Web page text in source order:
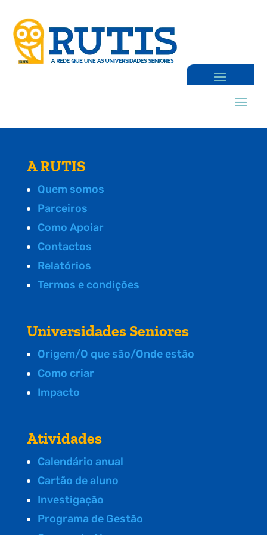
A RUTIS
Quem somos
Parceiros
Como Apoiar
Contactos
Relatórios
Termos e condições
Universidades Seniores
Origem/O que são/Onde estão
Como criar
Impacto
Atividades
Calendário anual
Cartão de aluno
Investigação
Programa de Gestão